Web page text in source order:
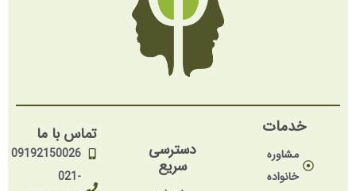
خدمات
مشاوره
خانواده
دسترسی
سریع
تماس با ما
09192150026